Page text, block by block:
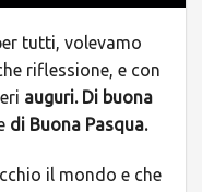
tutti, volevamo
riflessione, e con
auguri. Di buona
di Buona Pasqua.
il mondo e che